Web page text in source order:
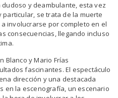
dudoso y deambulante, esta vez
se trata de la muerte
involucrarse por completo en el
consecuencias, llegando incluso
Blanco y Mario Frías
fascinantes. El espectáculo
dirección y una destacada
en la escenografía, un escenario